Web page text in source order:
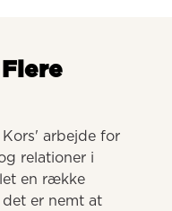
Flere
arbejde for
relationer i
en række
er nemt at